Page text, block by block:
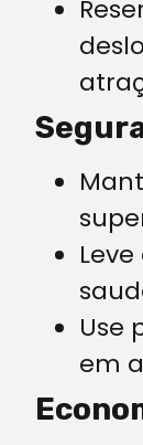
Use
em